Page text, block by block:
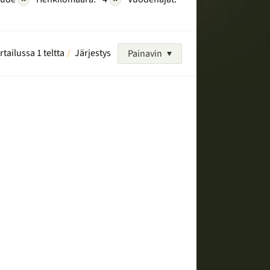
1 teltta Järjestys Painavin